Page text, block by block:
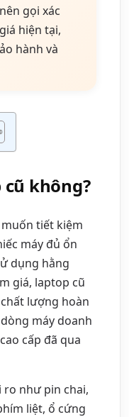
gọi xác
hiện tại,
hành và
không?
tiết kiệm
máy đủ ổn
dụng hằng
giá, laptop cũ
lượng hoàn
máy doanh
cấp đã qua
ro như pin chai,
liệt, ổ cứng